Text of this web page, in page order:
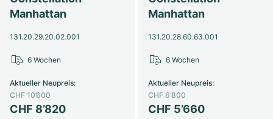
Manhattan
131.20.29.20.02.001
CHF 8’820
Aktueller Neupreis:
CHF 10’600
6 Wochen
Manhattan
131.20.28.60.63.001
CHF 5’660
Aktueller Neupreis:
CHF 6’800
6 Wochen